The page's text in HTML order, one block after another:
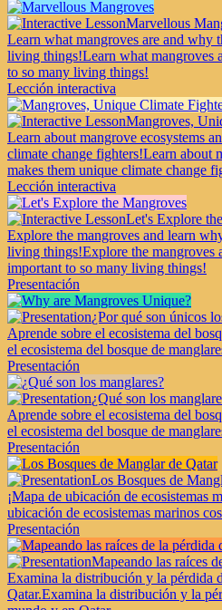
Marvellous
Learn what mangroves are and why
living things!Learn what mangroves
to so many living things!
Lección interactiva
Mangroves,
Learn about mangrove ecosystems
climate change fighters!Learn about
makes them unique climate change
Lección interactiva
Let's Explore
Explore the mangroves and learn
living things!Explore the mangroves
important to so many living things!
Presentación
¿Por qué son únicos
Aprende sobre el ecosistema del
el ecosistema del bosque de
Presentación
¿Qué son los
Aprende sobre el ecosistema del
el ecosistema del bosque de
Presentación
Los Bosques de
¡Mapa de ubicación de ecosistemas
ubicación de ecosistemas marinos
Presentación
Mapeando las raíces
Examina la distribución y la pérdida
Qatar.Examina la distribución y la